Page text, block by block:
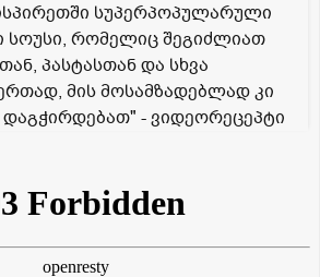
სუპერპოპულარული
სოუსი, რომელიც შეგიძლიათ
პასტასთან და სხვა
მის მოსამზადებლად კი
- ვიდეორეცეპტი